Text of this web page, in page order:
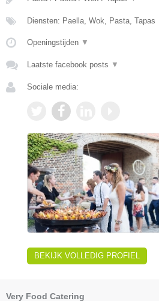
Diensten: Paella, Wok, Pasta, Tapas
Openingstijden ▼
Laatste facebook posts ▼
Sociale media:
BEKIJK VOLLEDIG PROFIEL
Very Food Catering